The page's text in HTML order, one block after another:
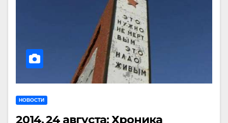
НОВОСТИ
2014, 24 августа: Хроника